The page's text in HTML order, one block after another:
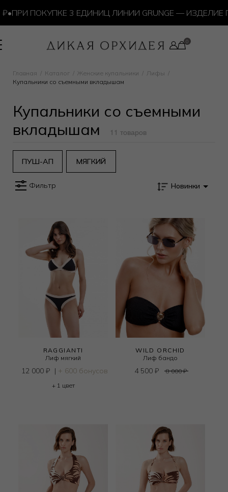
ПРИ ПОКУПКЕ 3 ЕДИНИЦ ЛИНИИ GRUNGE — ИЗДЕЛИЕ
Главная Каталог Женские купальники
Лифы
Купальники со съемными вкладышам
Купальники со съемными
вкладышам
11 товаров
ПУШ-АП МЯГКИЙ
Фильтр Новинки
RAGGIANTI
Лиф мягкий
12 000 ₽ | + 600 бонусов
+ 1 цвет
WILD ORCHID
Лиф бандо
4 500 ₽ 8 000₽